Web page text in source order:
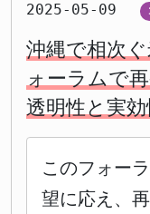
2025-05-09
沖縄で相次
ォーラムで
透明性と実
このフォー
望に応え、